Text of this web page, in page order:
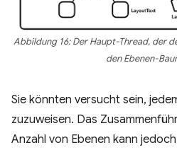
Abbildung 16: Der Haupt-Thread, der
den Ebenen-
Sie könnten versucht sein,
zuzuweisen. Das
Anzahl von Ebenen kann